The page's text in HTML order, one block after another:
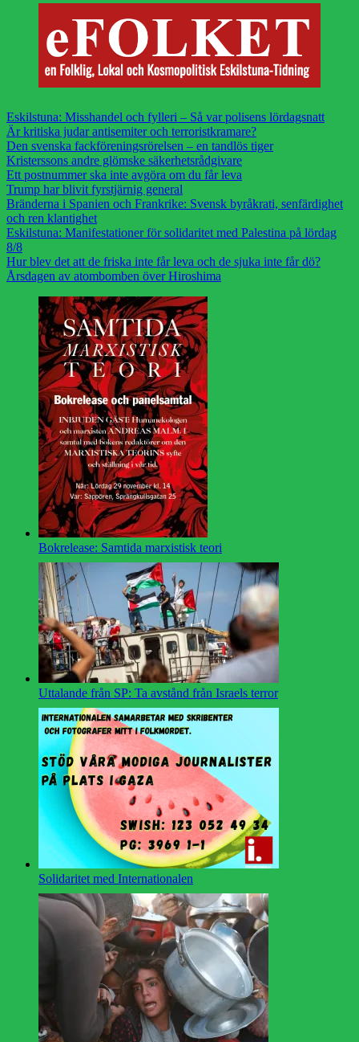
Eskilstuna: Misshandel och fylleri – Så var polisens lördagsnatt
Är kritiska judar antisemiter och terroristkramare?
Den svenska fackföreningsrörelsen – en tandlös tiger
Kristerssons andre glömske säkerhetsrådgivare
Ett postnummer ska inte avgöra om du får leva
Trump har blivit fyrstjärnig general
Bränderna i Spanien och Frankrike: Svensk byråkrati, senfärdighet
och ren klantighet
Eskilstuna: Manifestationer för solidaritet med Palestina på lördag
8/8
Hur blev det att de friska inte får leva och de sjuka inte får dö?
Årsdagen av atombomben över Hiroshima
Bokrelease: Samtida marxistisk teori
Uttalande från SP: Ta avstånd från Israels terror
Solidaritet med Internationalen